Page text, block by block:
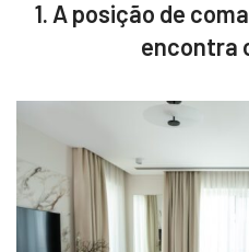
1. A posição de
encontra